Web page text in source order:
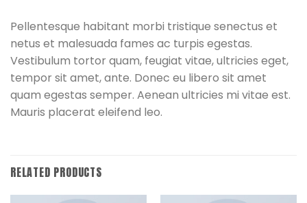
Pellentesque habitant morbi tristique senectus et
netus et malesuada fames ac turpis egestas.
Vestibulum tortor quam, feugiat vitae, ultricies eget,
tempor sit amet, ante. Donec eu libero sit amet
quam egestas semper. Aenean ultricies mi vitae est.
Mauris placerat eleifend leo.
RELATED PRODUCTS